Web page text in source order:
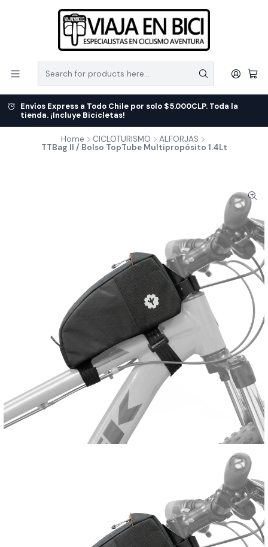
Envíos Express a Todo Chile por solo $5.000CLP. Toda la
tienda. ¡Incluye Bicicletas!
Home CICLOTURISMO
ALFORJAS
TTBag II / Bolso TopTube Multipropósito 1.4Lt